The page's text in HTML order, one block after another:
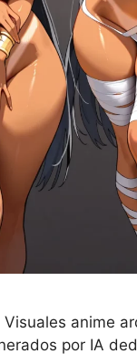
Visuales anime
por IA